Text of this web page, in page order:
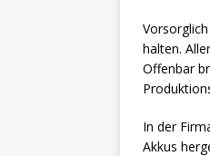
halten.
Offenbar
In der
Akkus